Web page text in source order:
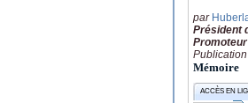
par
Président
Promoteur
Publication
Mémoire
ACCÈS EN